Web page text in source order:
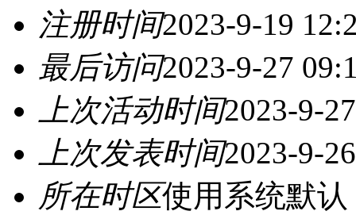
注册时间2023-9-19
最后访问2023-9-27
上次活动时间2023-9-
上次发表时间2023-9-
所在时区使用系统默认